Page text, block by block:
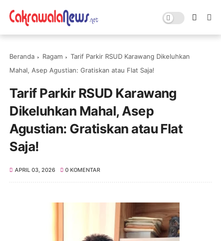
Beranda Ragam
Tarif Parkir RSUD Karawang Dikeluhkan
Mahal, Asep Agustian: Gratiskan atau Flat Saja!
Tarif Parkir RSUD Karawang
Dikeluhkan Mahal, Asep
Agustian: Gratiskan atau Flat
Saja!
APRIL 03, 2026 0 KOMENTAR